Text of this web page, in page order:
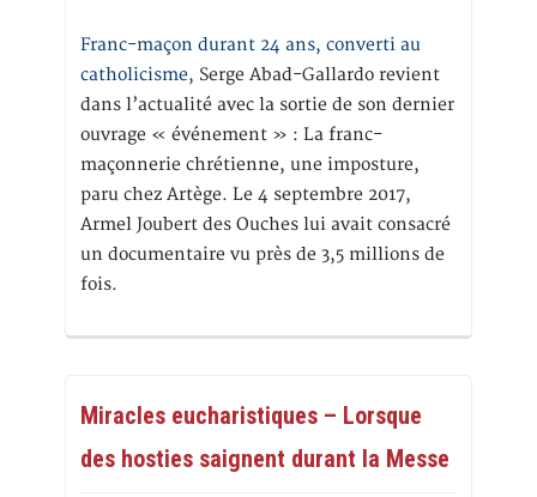
Franc-maçon durant 24 ans, converti au
catholicisme, Serge Abad-Gallardo revient
dans l’actualité avec la sortie de son dernier
ouvrage « événement » : La franc-
maçonnerie chrétienne, une imposture,
paru chez Artège. Le 4 septembre 2017,
Armel Joubert des Ouches lui avait consacré
un documentaire vu près de 3,5 millions de
fois.
Miracles eucharistiques – Lorsque
des hosties saignent durant la Messe